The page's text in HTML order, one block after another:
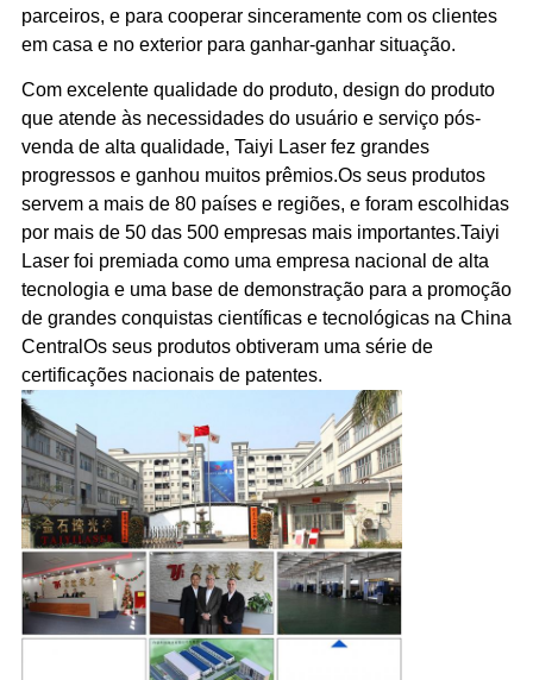
parceiros, e para cooperar sinceramente com os clientes
em casa e no exterior para ganhar-ganhar situação.
Com excelente qualidade do produto, design do produto
que atende às necessidades do usuário e serviço pós-
venda de alta qualidade, Taiyi Laser fez grandes
progressos e ganhou muitos prêmios.Os seus produtos
servem a mais de 80 países e regiões, e foram escolhidas
por mais de 50 das 500 empresas mais importantes.Taiyi
Laser foi premiada como uma empresa nacional de alta
tecnologia e uma base de demonstração para a promoção
de grandes conquistas científicas e tecnológicas na China
CentralOs seus produtos obtiveram uma série de
certificações nacionais de patentes.